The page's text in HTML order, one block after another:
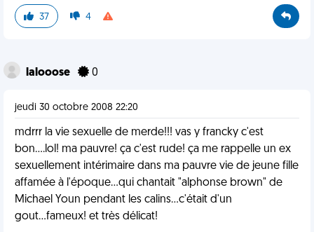
37 4
lalooose 0
jeudi 30 octobre 2008 22:20
mdrrr la vie sexuelle de merde!!! vas y francky c'est
bon....lol! ma pauvre! ça c'est rude! ça me rappelle un ex
sexuellement intérimaire dans ma pauvre vie de jeune fille
affamée à l'époque...qui chantait "alphonse brown" de
Michael Youn pendant les calins...c'était d'un
gout...fameux! et très délicat!